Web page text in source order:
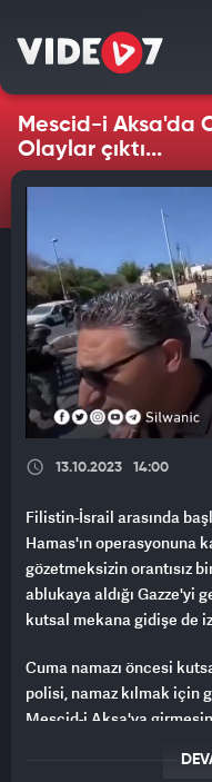
Mescid-i Aksa'da
Olaylar çıktı...
13.10.2023 14:00
Filistin-İsrail arasında
Hamas'ın operasyonuna
gözetmeksizin orantısız
ablukaya aldığı Gazze'yi
kutsal mekana gidişe de
Cuma namazı öncesi
polisi, namaz kılmak için
Mescid-i Aksa'ya